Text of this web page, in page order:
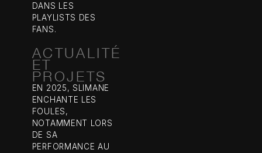
DANS LES
PLAYLISTS DES
FANS.
ACTUALITÉ
ET
PROJETS
EN 2025, SLIMANE
ENCHANTE LES
FOULES,
NOTAMMENT LORS
DE SA
PERFORMANCE AU